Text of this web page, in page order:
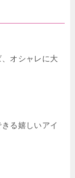
オシャレに大
る嬉しいアイ